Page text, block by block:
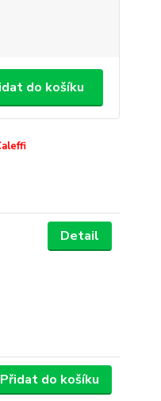
do košíku
Detail
Přidat do košíku